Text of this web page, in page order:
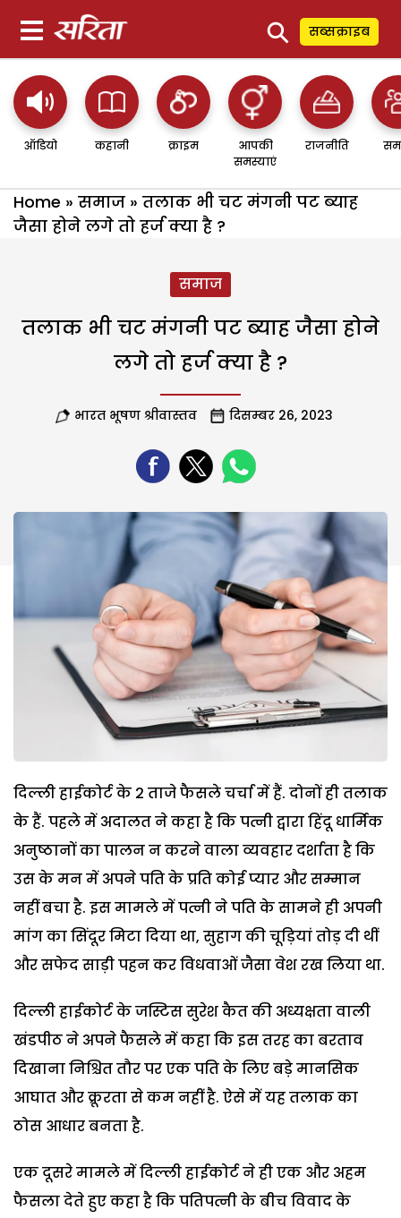
⚲ सब्सक्राइब
ऑडियो कहानी क्राइम
आपकी
समस्याएं
राजनीति
Home » समाज » तलाक भी चट मंगनी पट ब्याह
जैसा होने लगे तो हर्ज क्या है ?
समाज
तलाक भी चट मंगनी पट ब्याह जैसा होने
लगे तो हर्ज क्या है ?
भारत भूषण श्रीवास्तव दिसम्बर 26, 2023
दिल्ली हाईकोर्ट के 2 ताजे फैसले चर्चा में हैं. दोनों ही तलाक
के हैं. पहले में अदालत ने कहा है कि पत्नी द्वारा हिंदू धार्मिक
अनुष्ठानों का पालन न करने वाला व्यवहार दर्शाता है कि
उस के मन में अपने पति के प्रति कोई प्यार और सम्मान
नहीं बचा है. इस मामले में पत्नी ने पति के सामने ही अपनी
मांग का सिंदूर मिटा दिया था, सुहाग की चूड़ियां तोड़ दी थीं
और सफेद साड़ी पहन कर विधवाओं जैसा वेश रख लिया था.
दिल्ली हाईकोर्ट के जस्टिस सुरेश कैत की अध्यक्षता वाली
खंडपीठ ने अपने फैसले में कहा कि इस तरह का बरताव
दिखाना निश्चित तौर पर एक पति के लिए बड़े मानसिक
आघात और क्रूरता से कम नहीं है. ऐसे में यह तलाक का
ठोस आधार बनता है.
एक दूसरे मामले में दिल्ली हाईकोर्ट ने ही एक और अहम
फैसला देते हुए कहा है कि पतिपत्नी के बीच विवाद के